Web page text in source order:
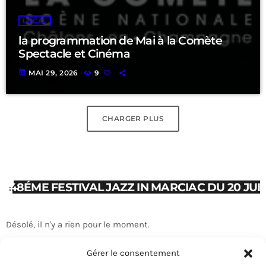
Gérer le consentement
LOCAL
la programmation de Mai à la Comète
Spectacle et Cinéma
today MAI 29, 2026 9
CHARGER PLUS
48ÉME FESTIVAL JAZZ IN MARCIAC DU 20
Désolé, il n'y a rien pour le moment.